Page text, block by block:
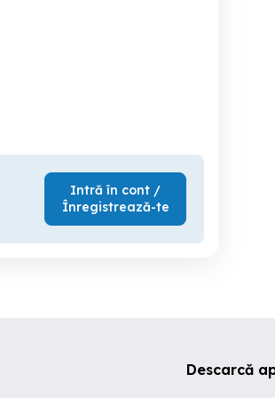
Intră în cont /
Înregistrează-te
Descarcă